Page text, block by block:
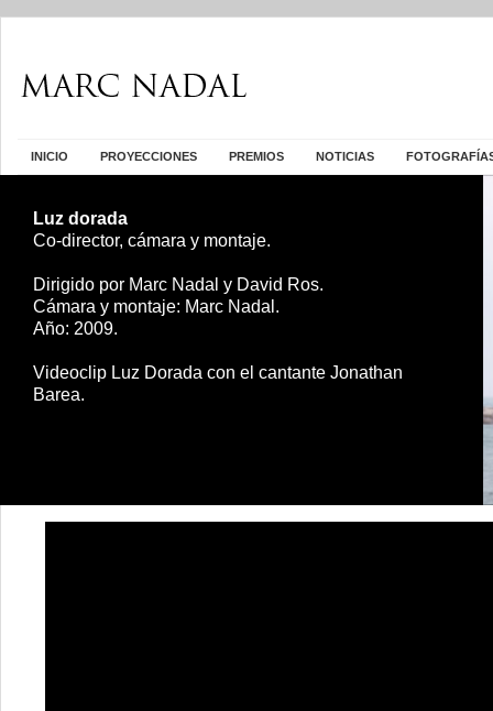
INICIO PROYECCIONES PREMIOS NOTICIAS
Luz dorada
Co-director, cámara y montaje.
Dirigido por Marc Nadal y David Ros.
Cámara y montaje: Marc Nadal.
Año: 2009.
Videoclip Luz Dorada con el cantante Jonathan
Barea.